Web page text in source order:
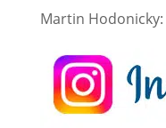
Martin Hodonicky: